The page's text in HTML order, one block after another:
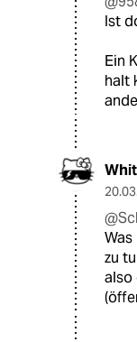
Ist
Ein
halt
zu
also